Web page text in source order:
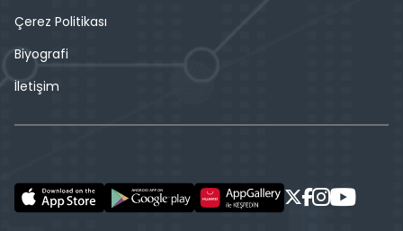
Çerez Politikası
Biyografi
İletişim